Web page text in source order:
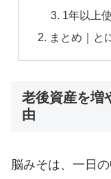
1年以上
まとめ｜と
老後資産を増
由
脳みそは、一日